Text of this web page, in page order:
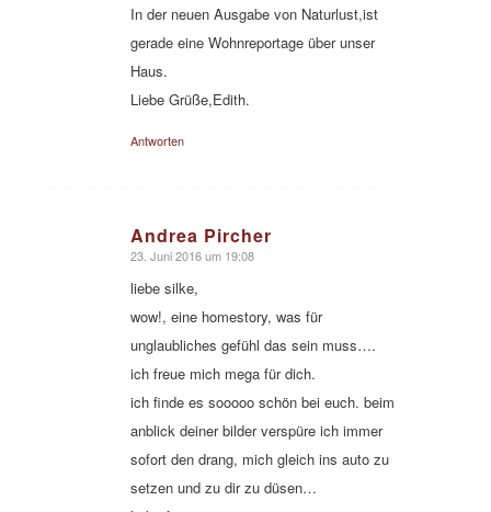
In der neuen Ausgabe von Naturlust,ist
gerade eine Wohnreportage über unser
Haus.
Liebe Grüße,Edith.
Antworten
Andrea Pircher
sagte:
23. Juni 2016 um 19:08
liebe silke,
wow!, eine homestory, was für
unglaubliches gefühl das sein muss….
ich freue mich mega für dich.
ich finde es sooooo schön bei euch. beim
anblick deiner bilder verspüre ich immer
sofort den drang, mich gleich ins auto zu
setzen und zu dir zu düsen…